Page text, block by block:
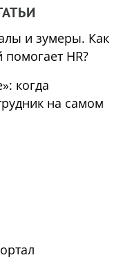
и зумеры. Как
HR?
когда
на самом